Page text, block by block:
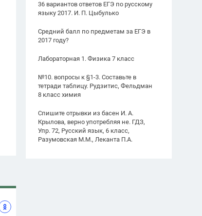
36 вариантов ответов ЕГЭ по русскому
языку 2017. И. П. Цыбулько
Средний балл по предметам за ЕГЭ в
2017 году?
Лабораторная 1. Физика 7 класс
№10. вопросы к §1-3. Составьте в
тетради таблицу. Рудзитис, Фельдман
8 класс химия
Спишите отрывки из басен И. А.
Крылова, верно употребляя не. ГДЗ,
Упр. 72, Русский язык, 6 класс,
Разумовская М.М., Леканта П.А.